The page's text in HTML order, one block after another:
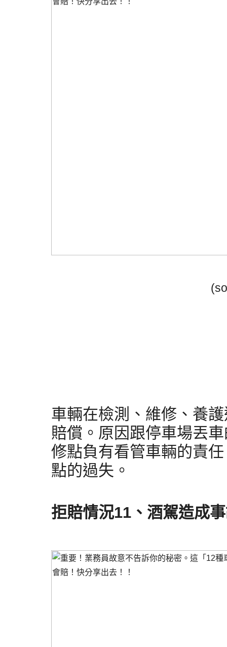
車輛在檢測、維修、養
賠償。原因跟停車場丟
修點負有看管車輛的責
點的過失。
拒賠情況11、 酒駕造成